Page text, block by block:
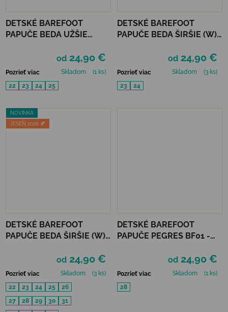
DETSKÉ BAREFOOT
PAPUČE BEDA UŽŠIE
od 24,90 €
Pozrieť viac Skladom
(1 ks)
22
23 24 25
DETSKÉ BAREFOOT
PAPUČE BEDA ŠIRŠIE (W) -
od 24,90 €
Pozrieť viac Skladom
(3 ks)
23
24
NOVINKA
JESEŇ 2026 🍂
DETSKÉ BAREFOOT
PAPUČE BEDA ŠIRŠIE (W) -
od 24,90 €
Pozrieť viac Skladom
(3 ks)
22
23 24 25
26
27
28 29 30
31
DETSKÉ BAREFOOT
PAPUČE PEGRES BF01 -
od 24,90 €
Pozrieť viac Skladom
(1 ks)
28